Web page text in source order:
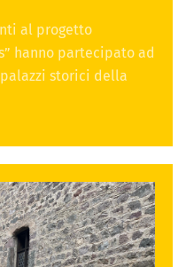
al progetto
hanno partecipato ad
storici della